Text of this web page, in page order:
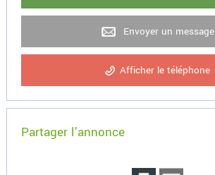
Envoyer un message
Afficher le téléphone
Partager l'annonce